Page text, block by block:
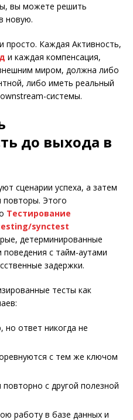
вы можете решить
новую.
просто. Каждая Активность,
и каждая компенсация,
миром, должна либо
либо иметь реальный
системы.
до выхода в
сценарии успеха, а затем
повторы. Этого
Тестирование
synctest
детерминированные
с тайм-аутами
задержки.
тесты как
но ответ никогда не
с тем же ключом
с другой полезной
работу в базе данных и